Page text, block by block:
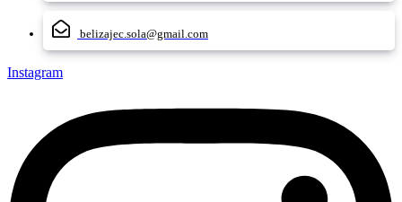
belizajec.sola@gmail.com
Instagram